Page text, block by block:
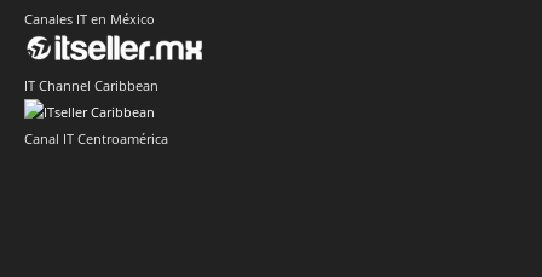
Canales IT en México
IT Channel Caribbean
Canal IT Centroamérica